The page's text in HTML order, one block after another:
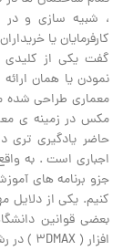
، شبیه سازی و در
کارفرمایان یا
گفت یکی از کلیدی
نمودن یا همان ارائه
معماری طراحی شده
مکس در زمینه ی
حاضر یادگیری تری
جزو برنامه های
کنیم. یکی از
بعضی قوانین
افزار ( 3DMAX ) در رشته معماری می باشد .